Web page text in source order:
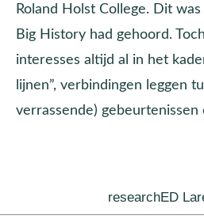
Roland Holst College. Dit
Big History had gehoord.
interesses altijd al in het
lijnen”, verbindingen leggen
verrassende) gebeurtenissen
researchED